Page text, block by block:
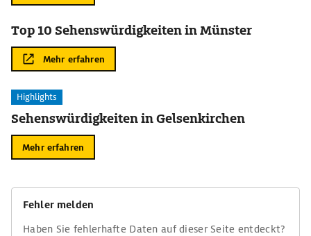
Top 10 Sehenswürdigkeiten in Münster
Mehr erfahren
Highlights
Sehenswürdigkeiten in Gelsenkirchen
Mehr erfahren
Fehler melden
Haben Sie fehlerhafte Daten auf dieser Seite entdeckt?